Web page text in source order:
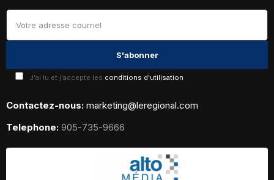
J'ai lu et j'accepte les conditions d'utilisation
Contactez-nous: marketing@leregional.com
Telephone: 905-735-9666